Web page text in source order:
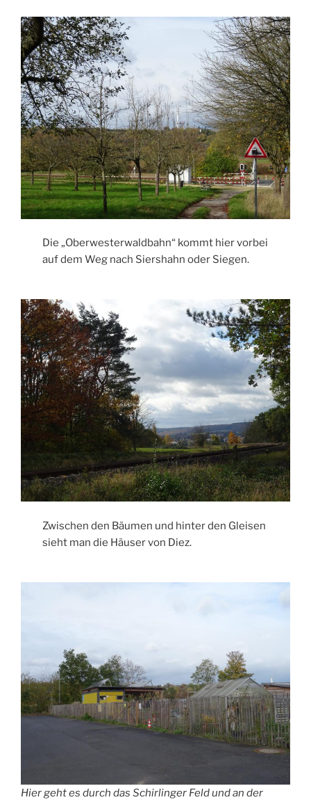
Die „Oberwesterwaldbahn“ kommt hier vorbei
auf dem Weg nach Siershahn oder Siegen.
Zwischen den Bäumen und hinter den Gleisen
sieht man die Häuser von Diez.
Hier geht es durch das Schirlinger Feld und an der